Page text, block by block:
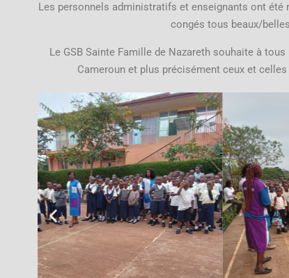
Les personnels administratifs et enseignants ont été
congés tous beaux/
Le GSB Sainte Famille de Nazareth souhaite à
Cameroun et plus précisément ceux et